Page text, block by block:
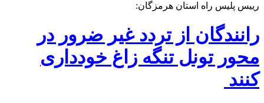
رییس پلیس راه استان هرمزگان:
رانندگان از تردد غیر ضرور در
محور تونل تنگه زاغ خودداری
کنند